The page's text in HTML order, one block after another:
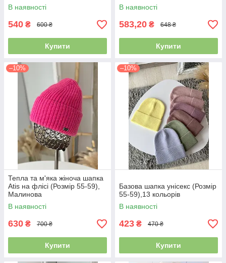
В наявності
540 ₴ 600 ₴
Купити
В наявності
583,20 ₴ 648 ₴
Купити
–10%
Тепла та м'яка жіноча шапка
Atis на флісі (Розмір 55-59),
Малинова
В наявності
630 ₴ 700 ₴
Купити
–10%
Базова шапка унісекс (Розмір
55-59),13 кольорів
В наявності
423 ₴ 470 ₴
Купити